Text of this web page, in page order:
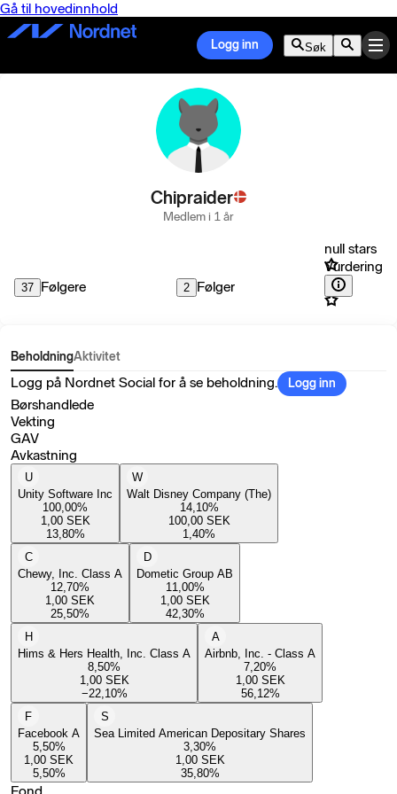
Gå til hovedinnhold
Logg inn Søk
Chipraider
Medlem i 1 år
37 Følgere 2 Følger
null stars
Vurdering
BeholdningAktivitet
Logg på Nordnet Social for å se beholdning. Logg inn
Børshandlede
Vekting
GAV
Avkastning
U
Unity Software Inc
100,00%
1,00 SEK
13,80%
W
Walt Disney Company (The)
14,10%
100,00 SEK
1,40%
C
Chewy, Inc. Class A
12,70%
1,00 SEK
25,50%
D
Dometic Group AB
11,00%
1,00 SEK
42,30%
H
Hims & Hers Health, Inc. Class A
8,50%
1,00 SEK
−22,10%
A
Airbnb, Inc. - Class A
7,20%
1,00 SEK
56,12%
F
Facebook A
5,50%
1,00 SEK
5,50%
S
Sea Limited American Depositary Shares
3,30%
1,00 SEK
35,80%